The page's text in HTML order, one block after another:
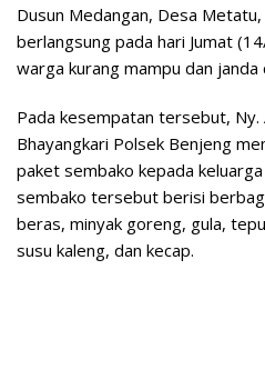
Dusun Medangan, Desa
berlangsung pada hari Jumat
warga kurang mampu dan
Pada kesempatan tersebut, Ny.
Bhayangkari Polsek Benjeng
paket sembako kepada
sembako tersebut berisi
beras, minyak goreng, gula,
susu kaleng, dan kecap.